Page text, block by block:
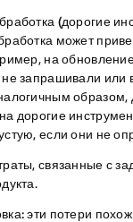
(дорогие
может
на
не запрашивали или
образом,
дорогие
если они не
связанные с
эти потери